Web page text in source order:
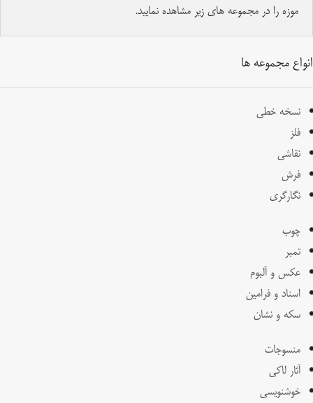
موزه را در مجموعه های زیر مشاهده نمایید.
انواع مجموعه ها
نسخه خطی
فلز
نقاشی
فرش
نگارگری
چوب
تمبر
عکس و آلبوم
اسناد و فرامین
سکه و نشان
منسوجات
آثار لاکی
خوشنویسی